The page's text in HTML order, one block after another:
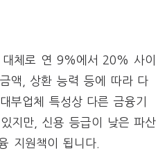
대체로 연 9%에서 20% 사이
액, 상환 능력 등에 따라 다
부업체 특성상 다른 금융기
지만, 신용 등급이 낮은 파산
지원책이 됩니다.